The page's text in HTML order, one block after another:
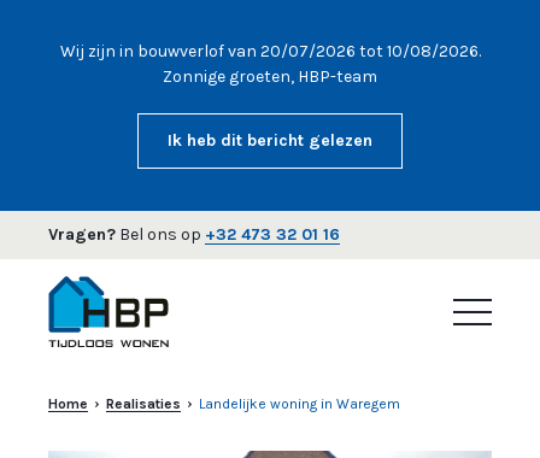
Wij zijn in bouwverlof van 20/07/2026 tot 10/08/2026.
Zonnige groeten, HBP-team
Ik heb dit bericht gelezen
Vragen? Bel ons op +32 473 32 01 16
Home Realisaties Landelijke woning in Waregem